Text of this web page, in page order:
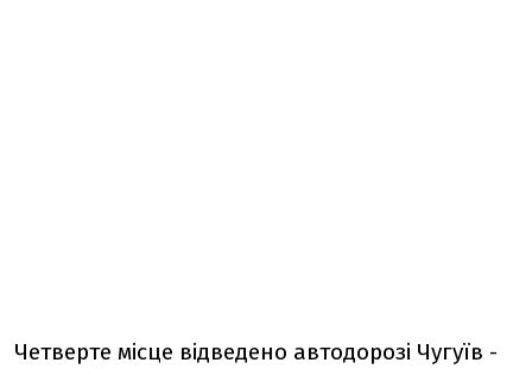
Четверте місце відведено автодорозі Чугуїв -